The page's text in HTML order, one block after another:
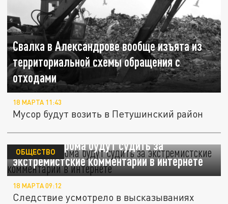
Свалка в Александрове вообще изъята из
территориальной схемы обращения с
отходами
18 МАРТА 11:43
Мусор будут возить в Петушинский район
Жителя Мурома будут судить за
экстремистские комментарии в интернете
ОБЩЕСТВО
18 МАРТА 09:12
Следствие усмотрело в высказываниях